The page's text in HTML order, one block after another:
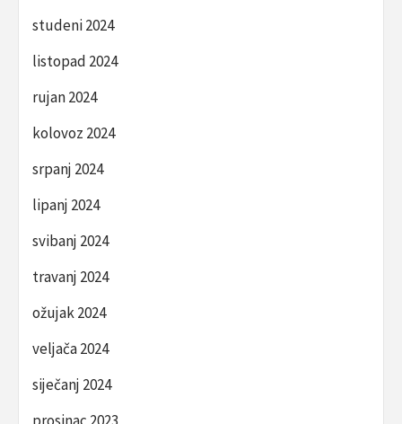
studeni 2024
listopad 2024
rujan 2024
kolovoz 2024
srpanj 2024
lipanj 2024
svibanj 2024
travanj 2024
ožujak 2024
veljača 2024
siječanj 2024